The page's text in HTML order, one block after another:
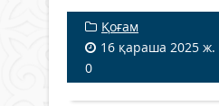
Қоғам
16 қараша 2025 ж.
0